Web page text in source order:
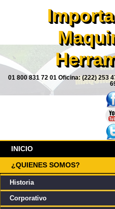
01 800 831 72 01 Oficina: (222) 253
INICIO
¿QUIENES SOMOS?
Historia
Corporativo